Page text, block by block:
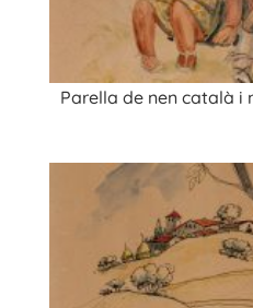
Parella de nen català i